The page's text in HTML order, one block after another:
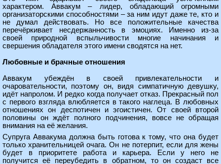
характером. Аввакум – лидер, обладающий огромными
организаторскими способностями – за ним идут даже те, кто и
не думал действовать. Но все положительные качества
перечёркивает несдержанность в эмоциях. Именно из-за
своей природной вспыльчивости многие начинания и
свершения обладателя этого имени сводятся на нет.
Любовные и брачные отношения
Аввакум убеждён в своей привлекательности и
очаровательности, поэтому он, видя симпатичную девушку,
идёт напролом. И редко когда получает отказ. Прекрасный пол
с первого взгляда влюбляется в такого наглеца. В любовных
отношениях он деспотичен и эгоистичен. От своей второй
половины он ждёт полного подчинения, вовсе не обращая
внимания на её желания.
Супруга Аввакума должна быть готова к тому, что она будет
только хранительницей очага. Он не потерпит, если для жены
будет в приоритете работа и карьера. Если у него не
получится её переубедить в обратном, то он создаст все